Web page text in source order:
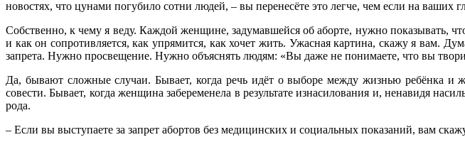
новостях, что цунами погубило сотни людей, – вы перенесёте это легче, чем если на ваших
Собственно, к чему я веду. Каждой женщине, задумавшейся об аборте, нужно показывать,
и как он сопротивляется, как упрямится, как хочет жить. Ужасная картина, скажу я вам.
запрета. Нужно просвещение. Нужно объяснять людям: «Вы даже не понимаете, что вы
Да, бывают сложные случаи. Бывает, когда речь идёт о выборе между жизнью ребёнка
совести. Бывает, когда женщина забеременела в результате изнасилования и, ненавидя
рода.
– Если вы выступаете за запрет абортов без медицинских и социальных показаний, вам